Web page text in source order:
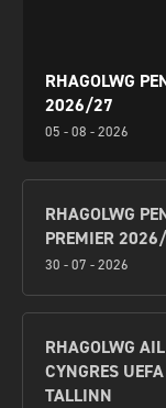
RHAGOLWG
2026/27
05 - 08 - 2026
RHAGOLWG
PREMIER
30 - 07 - 2026
RHAGOLWG
CYNGRES
TALLINN